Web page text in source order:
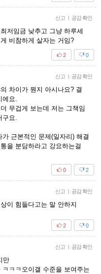
신고 공감 확인
저임금 낮추고 그냥 하루세
비참하게 살자는 거임?
0
2
신고 공감 확인
차이가 뭔지 아시나요? 결
에요.
무겁게 보는데 저는 그책임
구요.
근본적인 문제(일자리) 해결
을 분담하라고 강요하는걸
2
0
신고 공감 확인
이 힘들다고는 말 안하지
0
2
신고 공감 확인
만
ㅋㅋ오이갤 수준을 보여주는